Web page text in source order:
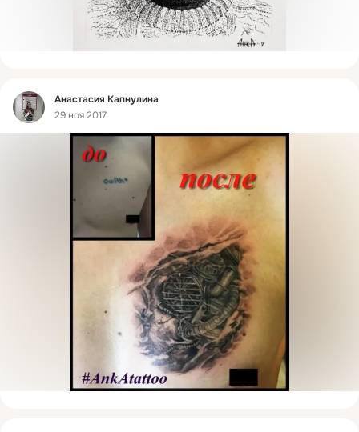
Фид
Анастасия Капнулина
29 ноя 2017